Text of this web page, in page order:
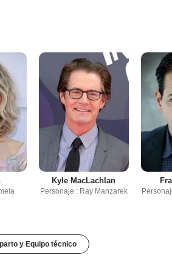
Kyle MacLachlan
Personaje : Ray Manzarek
y Equipo técnico